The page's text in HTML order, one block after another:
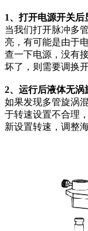
1、打开电源开关后
当我们打开脉冲多
亮，有可能是由于
查一下电源，没有
坏了，则需要调换开
2、运行后液体无涡
如果发现多管旋涡
于转速设置不合理
新设置转速，调整